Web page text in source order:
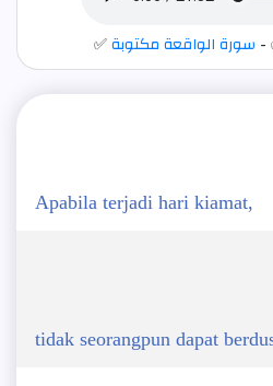
✅سورة الواقعة مكتوبة -
Apabila terjadi hari kiamat,
tidak seorangpun dapat